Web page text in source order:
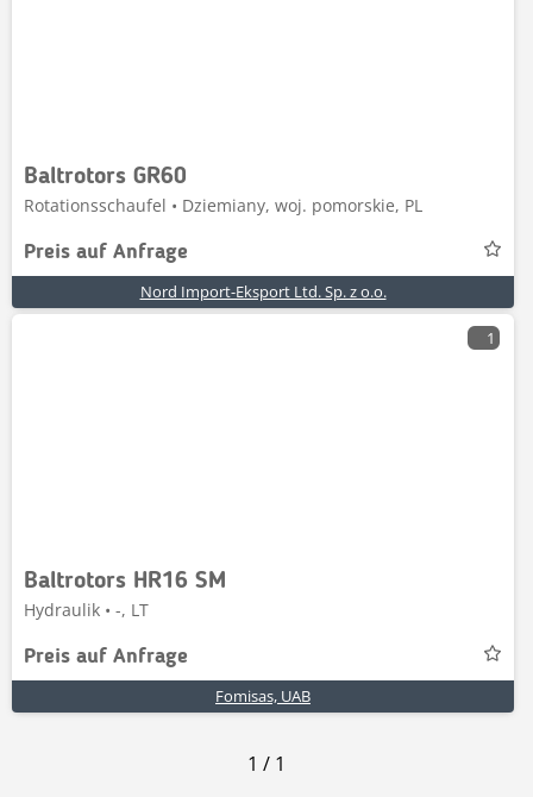
Baltrotors GR60
Rotationsschaufel • Dziemiany, woj. pomorskie, PL
Preis auf Anfrage
Nord Import-Eksport Ltd. Sp. z o.o.
1
Baltrotors HR16 SM
Hydraulik • -, LT
Preis auf Anfrage
Fomisas, UAB
1 / 1